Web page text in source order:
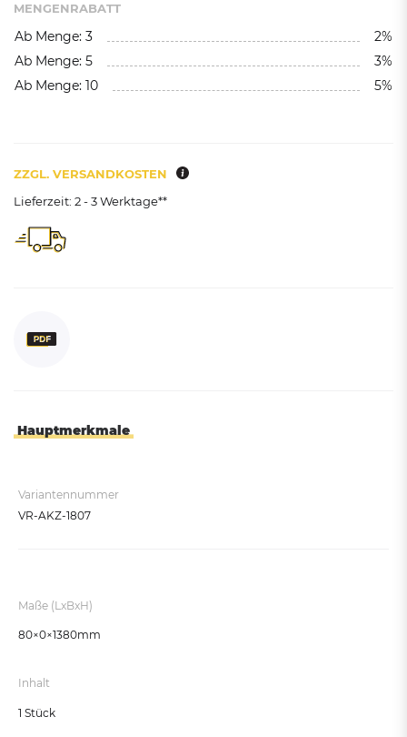
MENGENRABATT
Ab Menge: 3
2%
Ab Menge: 5
3%
Ab Menge: 10
5%
ZZGL. VERSANDKOSTEN
Lieferzeit: 2 - 3 Werktage**
Hauptmerkmale
Variantennummer
VR-AKZ-1807
Maße (LxBxH)
80×0×1380mm
Inhalt
1 Stück